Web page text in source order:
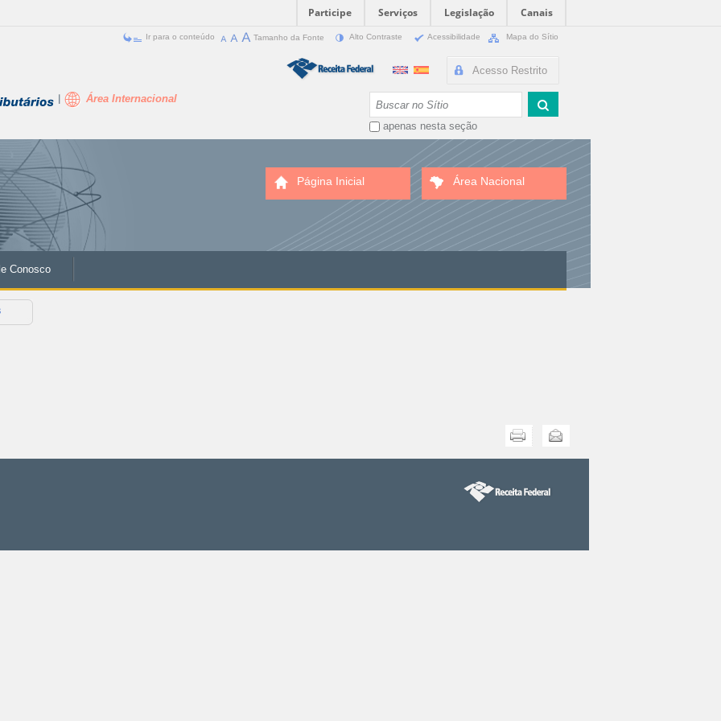
Participe Serviços Legislação
Canais
Ir para o conteúdo Tamanho da Fonte Alto Contraste Acessibilidade Mapa do Sítio
Acesso Restrito
apenas nesta seção
Área Internacional
Página Inicial Área Nacional
Conosco
Enviar